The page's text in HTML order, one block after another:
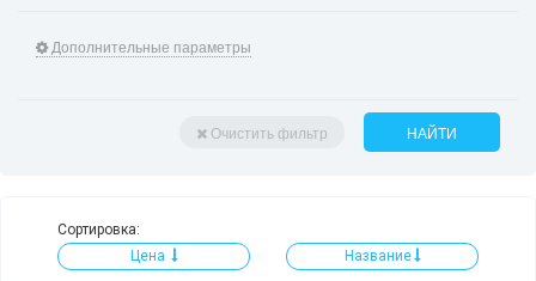
Дополнительные параметры
Очистить фильтр НАЙТИ
Сортировка:
Цена
Название